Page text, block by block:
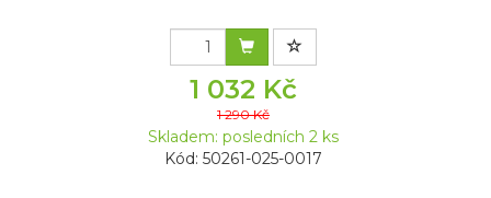
1 032 Kč
1 290 Kč
Skladem: posledních 2 ks
Kód: 50261-025-0017